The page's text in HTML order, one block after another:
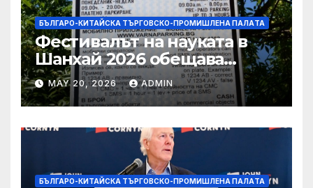
БЪЛГАРО-КИТАЙСКА ТЪРГОВСКО-ПРОМИШЛЕНА ПАЛAТА
Фестивалът на науката в
Шанхай 2026 обещава
вълнуващи научно-
технологични иновации
MAY 20, 2026 ADMIN
БЪЛГАРО-КИТАЙСКА ТЪРГОВСКО-ПРОМИШЛЕНА ПАЛAТА